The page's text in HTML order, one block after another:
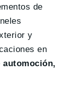
de
y
en